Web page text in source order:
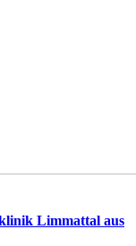
Limmattal aus